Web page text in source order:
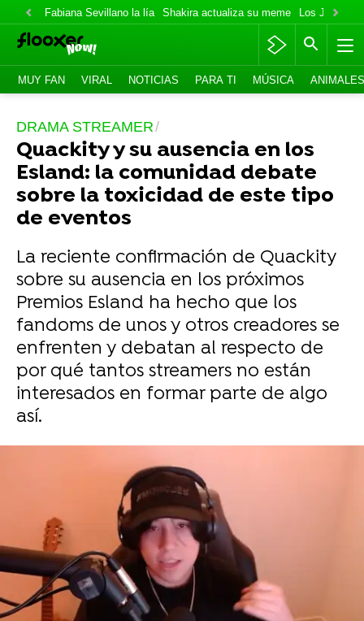
Fabiana Sevillano la lía Shakira actualiza su meme Los Jonas
MUY FAN VIRAL NOTICIAS PARA TI MÚSICA ANIMALES
DRAMA STREAMER
Quackity y su ausencia en los
Esland: la comunidad debate
sobre la toxicidad de este tipo
de eventos
La reciente confirmación de Quackity
sobre su ausencia en los próximos
Premios Esland ha hecho que los
fandoms de unos y otros creadores se
enfrenten y debatan al respecto de
por qué tantos streamers no están
interesados en formar parte de algo
así.